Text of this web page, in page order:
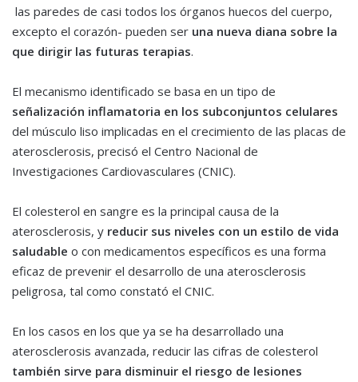
las paredes de casi todos los órganos huecos del cuerpo,
excepto el corazón- pueden ser una nueva diana sobre la
que dirigir las futuras terapias.
El mecanismo identificado se basa en un tipo de
señalización inflamatoria en los subconjuntos celulares
del músculo liso implicadas en el crecimiento de las placas de
aterosclerosis, precisó el Centro Nacional de
Investigaciones Cardiovasculares (CNIC).
El colesterol en sangre es la principal causa de la
aterosclerosis, y reducir sus niveles con un estilo de vida
saludable o con medicamentos específicos es una forma
eficaz de prevenir el desarrollo de una aterosclerosis
peligrosa, tal como constató el CNIC.
En los casos en los que ya se ha desarrollado una
aterosclerosis avanzada, reducir las cifras de colesterol
también sirve para disminuir el riesgo de lesiones